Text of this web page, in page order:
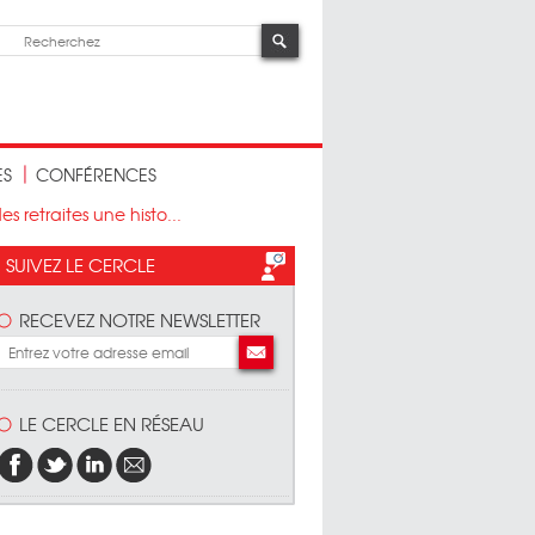
CONFÉRENCES
retraites une histo...
SUIVEZ LE CERCLE
RECEVEZ NOTRE NEWSLETTER
LE CERCLE EN RÉSEAU